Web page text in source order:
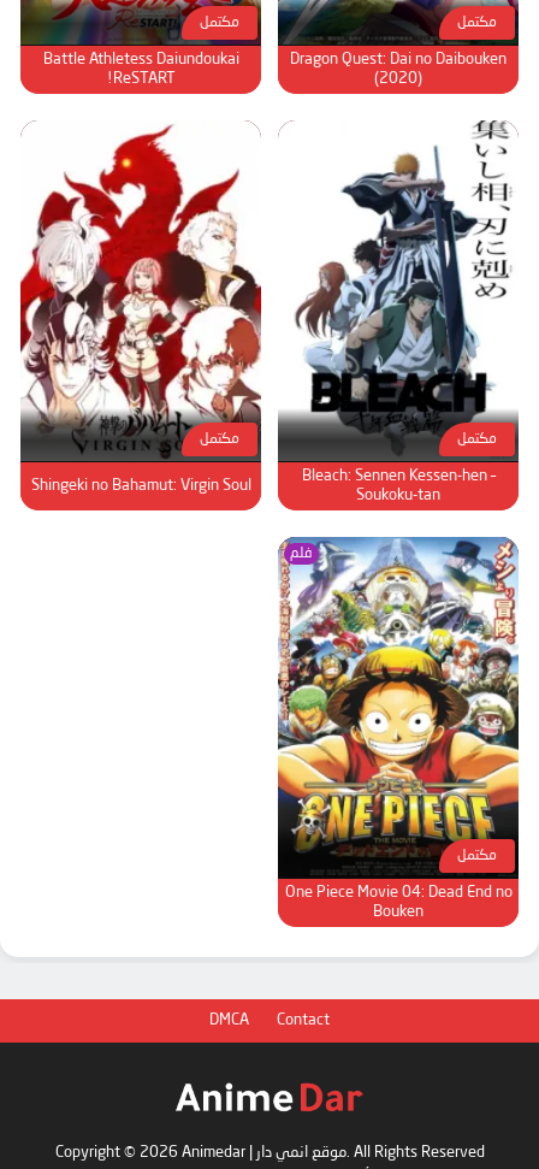
مكتمل
Dragon Quest: Dai no Daibouken
(2020)
مكتمل
Battle Athletess Daiundoukai
ReSTART!
مكتمل
Bleach: Sennen Kessen-hen –
Soukoku-tan
مكتمل
Shingeki no Bahamut: Virgin Soul
فلم
مكتمل
One Piece Movie 04: Dead End no
Bouken
DMCA Contact
Copyright © 2026 Animedar | موقع انمي دار. All Rights Reserved